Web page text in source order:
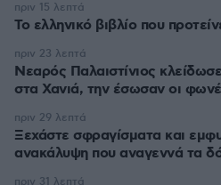
Το ελληνικό βιβλίο που
πριν 15 λεπτά
Νεαρός Παλαιστίνιος
στα Χανιά, την έσωσαν οι
πριν 23 λεπτά
Ξεχάστε σφραγίσματα και
ανακάλυψη που αναγεννά τα
πριν 29 λεπτά
πριν 31 λεπτά